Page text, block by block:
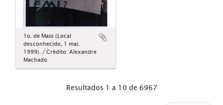
1o. de Maio (Local
desconhecido, 1 mai.
1999). / Crédito: Alexandre
Machado
Resultados 1 a 10 de 6967